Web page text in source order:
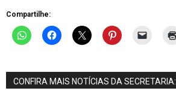
Compartilhe:
CONFIRA MAIS NOTÍCIAS DA SECRETARIA: